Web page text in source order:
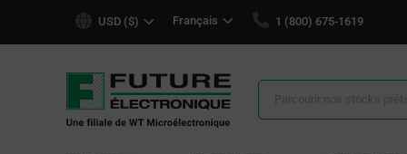
USD ($) Français 1 (800) 675-1619
Résultats
la